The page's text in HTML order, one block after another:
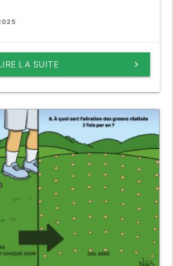
keyboard_arrow_right
LA SUITE